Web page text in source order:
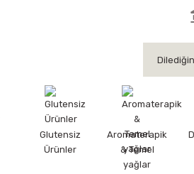
Glutensiz
Ürünler
Aromaterapik
& Temel
yağlar